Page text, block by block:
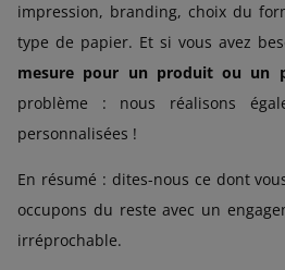
impression, branding, choix du
type de papier. Et si vous avez
mesure pour un produit ou un
problème : nous réalisons
personnalisées !
En résumé : dites-nous ce dont
occupons du reste avec un
irréprochable.